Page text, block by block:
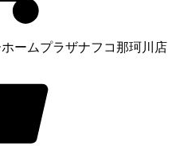
ホームプラザナフコ那珂川店